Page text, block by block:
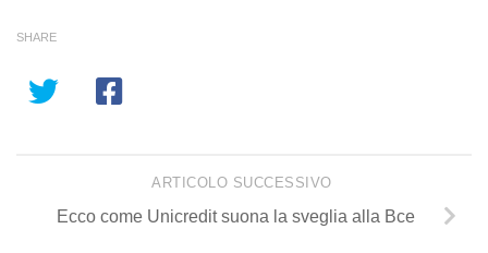
SHARE
ARTICOLO SUCCESSIVO
Ecco come Unicredit suona la sveglia alla Bce